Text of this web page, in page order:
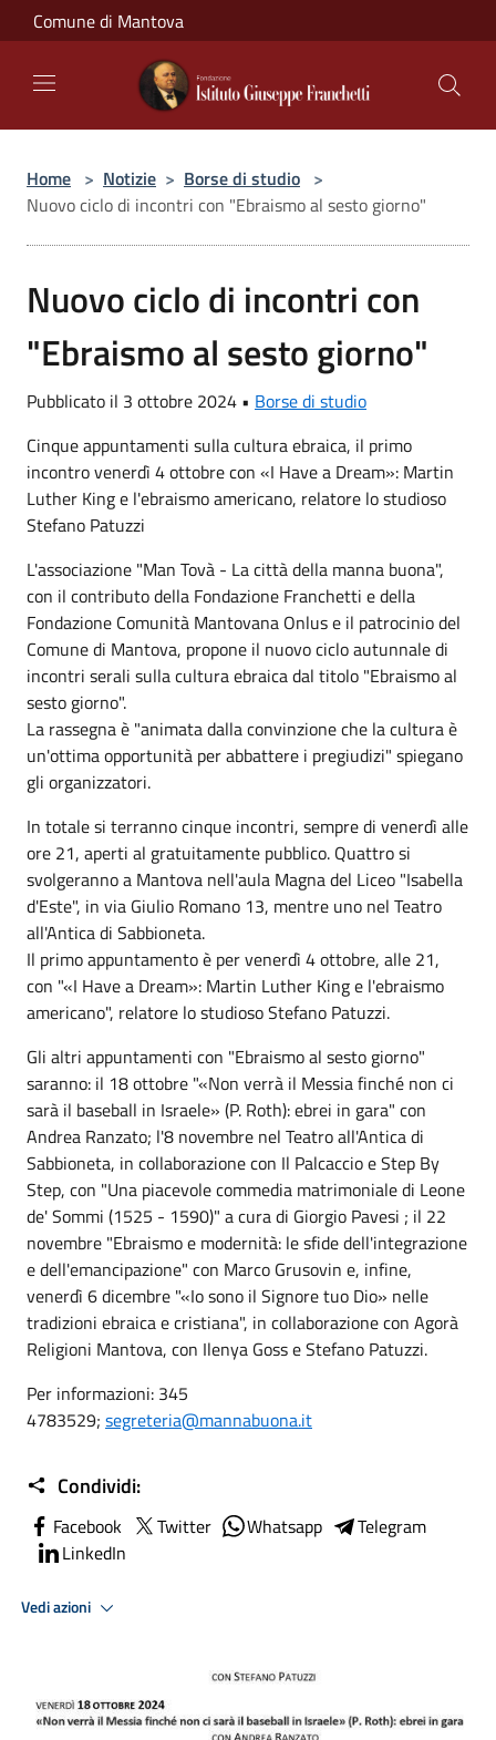
Salta al contenuto principale
Comune di Mantova
Home > Notizie > Borse di studio >
Nuovo ciclo di incontri con "Ebraismo al sesto giorno"
Nuovo ciclo di incontri con
"Ebraismo al sesto giorno"
Pubblicato il 3 ottobre 2024 • Borse di studio
Cinque appuntamenti sulla cultura ebraica, il primo
incontro venerdì 4 ottobre con «I Have a Dream»: Martin
Luther King e l'ebraismo americano, relatore lo studioso
Stefano Patuzzi
L'associazione "Man Tovà - La città della manna buona",
con il contributo della Fondazione Franchetti e della
Fondazione Comunità Mantovana Onlus e il patrocinio del
Comune di Mantova, propone il nuovo ciclo autunnale di
incontri serali sulla cultura ebraica dal titolo "Ebraismo al
sesto giorno".
La rassegna è "animata dalla convinzione che la cultura è
un'ottima opportunità per abbattere i pregiudizi" spiegano
gli organizzatori.
In totale si terranno cinque incontri, sempre di venerdì alle
ore 21, aperti al gratuitamente pubblico. Quattro si
svolgeranno a Mantova nell'aula Magna del Liceo "Isabella
d'Este", in via Giulio Romano 13, mentre uno nel Teatro
all'Antica di Sabbioneta.
Il primo appuntamento è per venerdì 4 ottobre, alle 21,
con "«I Have a Dream»: Martin Luther King e l'ebraismo
americano", relatore lo studioso Stefano Patuzzi.
Gli altri appuntamenti con "Ebraismo al sesto giorno"
saranno: il 18 ottobre "«Non verrà il Messia finché non ci
sarà il baseball in Israele» (P. Roth): ebrei in gara" con
Andrea Ranzato; l'8 novembre nel Teatro all'Antica di
Sabbioneta, in collaborazione con Il Palcaccio e Step By
Step, con "Una piacevole commedia matrimoniale di Leone
de' Sommi (1525 - 1590)" a cura di Giorgio Pavesi ; il 22
novembre "Ebraismo e modernità: le sfide dell'integrazione
e dell'emancipazione" con Marco Grusovin e, infine,
venerdì 6 dicembre "«Io sono il Signore tuo Dio» nelle
tradizioni ebraica e cristiana", in collaborazione con Agorà
Religioni Mantova, con Ilenya Goss e Stefano Patuzzi.
Per informazioni: 345
4783529; segreteria@mannabuona.it
Condividi:
Facebook Twitter Whatsapp
Telegram
LinkedIn
Vedi azioni